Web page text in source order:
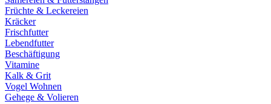
Früchte & Leckereien
Kräcker
Frischfutter
Lebendfutter
Beschäftigung
Vitamine
Kalk & Grit
Vogel Wohnen
Gehege & Volieren